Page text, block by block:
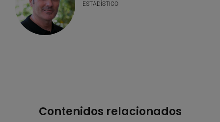
ESTADÍSTICO
Contenidos relacionados